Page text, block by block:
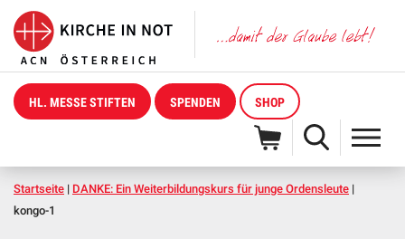
HL. MESSE STIFTEN SPENDEN SHOP
Startseite | DANKE: Ein Weiterbildungskurs für junge Ordensleute |
kongo-1